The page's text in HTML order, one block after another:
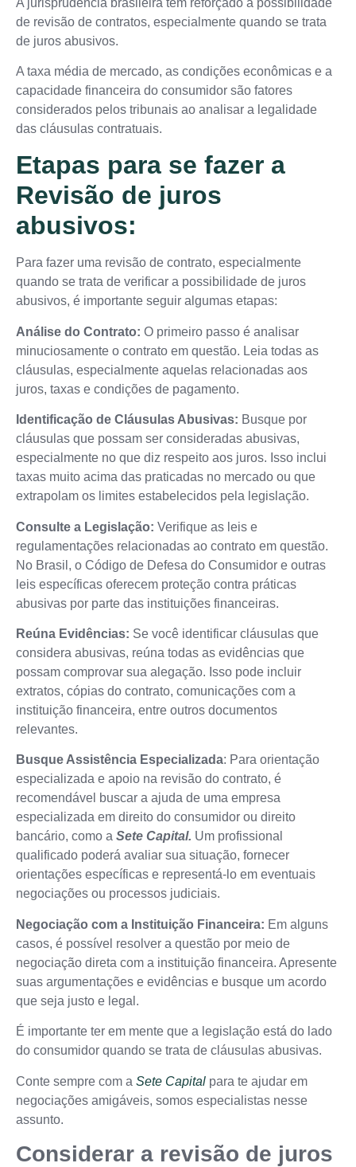
de revisão de contratos, especialmente quando se trata
de juros abusivos.
A taxa média de mercado, as condições econômicas e a
capacidade financeira do consumidor são fatores
considerados pelos tribunais ao analisar a legalidade
das cláusulas contratuais.
Etapas para se fazer a
Revisão de juros
abusivos:
Para fazer uma revisão de contrato, especialmente
quando se trata de verificar a possibilidade de juros
abusivos, é importante seguir algumas etapas:
Análise do Contrato: O primeiro passo é analisar
minuciosamente o contrato em questão. Leia todas as
cláusulas, especialmente aquelas relacionadas aos
juros, taxas e condições de pagamento.
Identificação de Cláusulas Abusivas: Busque por
cláusulas que possam ser consideradas abusivas,
especialmente no que diz respeito aos juros. Isso inclui
taxas muito acima das praticadas no mercado ou que
extrapolam os limites estabelecidos pela legislação.
Consulte a Legislação: Verifique as leis e
regulamentações relacionadas ao contrato em questão.
No Brasil, o Código de Defesa do Consumidor e outras
leis específicas oferecem proteção contra práticas
abusivas por parte das instituições financeiras.
Reúna Evidências: Se você identificar cláusulas que
considera abusivas, reúna todas as evidências que
possam comprovar sua alegação. Isso pode incluir
extratos, cópias do contrato, comunicações com a
instituição financeira, entre outros documentos
relevantes.
Busque Assistência Especializada: Para orientação
especializada e apoio na revisão do contrato, é
recomendável buscar a ajuda de uma empresa
especializada em direito do consumidor ou direito
bancário, como a Sete Capital. Um profissional
qualificado poderá avaliar sua situação, fornecer
orientações específicas e representá-lo em eventuais
negociações ou processos judiciais.
Negociação com a Instituição Financeira: Em alguns
casos, é possível resolver a questão por meio de
negociação direta com a instituição financeira. Apresente
suas argumentações e evidências e busque um acordo
que seja justo e legal.
É importante ter em mente que a legislação está do lado
do consumidor quando se trata de cláusulas abusivas.
Conte sempre com a Sete Capital para te ajudar em
negociações amigáveis, somos especialistas nesse
assunto.
Considerar a revisão de juros